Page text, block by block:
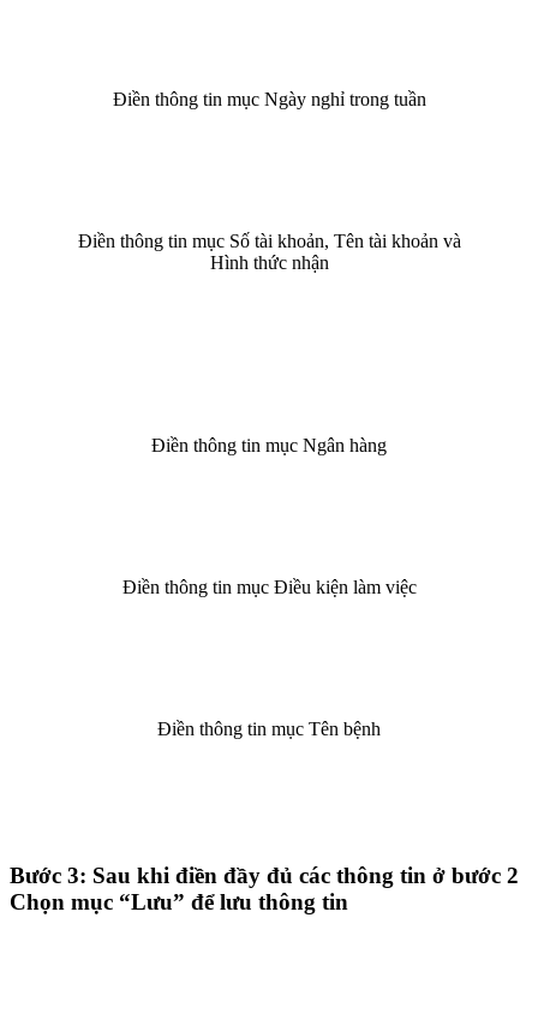
Điền thông tin mục Ngày nghỉ trong tuần
Điền thông tin mục Số tài khoản, Tên tài khoản và
Hình thức nhận
Điền thông tin mục Ngân hàng
Điền thông tin mục Điều kiện làm việc
Điền thông tin mục Tên bệnh
Bước 3: Sau khi điền đầy đủ các thông tin ở bước 2
Chọn mục “Lưu” để lưu thông tin